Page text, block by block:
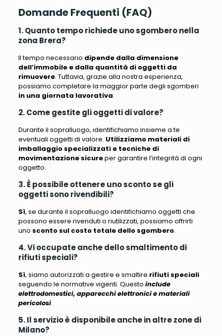
Domande Frequenti (FAQ)
1. Quanto tempo richiede uno sgombero nella
zona Brera?
Il tempo necessario dipende dalla dimensione
dell’immobile e dalla quantità di oggetti da
rimuovere. Tuttavia, grazie alla nostra esperienza,
possiamo completare la maggior parte degli sgomberi
in una giornata lavorativa.
2. Come gestite gli oggetti di valore?
Durante il sopralluogo, identifichiamo insieme a te
eventuali oggetti di valore. Utilizziamo materiali di
imballaggio specializzati e tecniche di
movimentazione sicureper garantire l’integrità di ogni
oggetto.
3. È possibile ottenere uno sconto se gli
oggetti sono rivendibili?
Sì, se durante il sopralluogo identifichiamo oggetti che
possono essere rivenduti o riutilizzati, possiamo offrirti
uno sconto sul costo totale dello sgombero.
4. Vi occupate anche dello smaltimento di
rifiuti speciali?
Sì, siamo autorizzati a gestire e smaltire rifiuti speciali
seguendo le normative vigenti. Questo include
elettrodomestici, apparecchi elettronici e materiali
pericolosi.
5. Il servizio è disponibile anche in altre zone di
Milano?